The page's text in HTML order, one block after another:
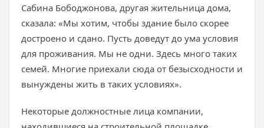
Сабина Бободжонова, другая жительница дома,
сказала: «Мы хотим, чтобы здание было скорее
достроено и сдано. Пусть доведут до ума условия
для проживания. Мы не одни. Здесь много таких
семей. Многие приехали сюда от безысходности и
вынуждены жить в таких условиях».
Некоторые должностные лица компании,